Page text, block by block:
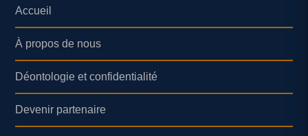
Accueil
À propos de nous
Déontologie et confidentialité
Devenir partenaire